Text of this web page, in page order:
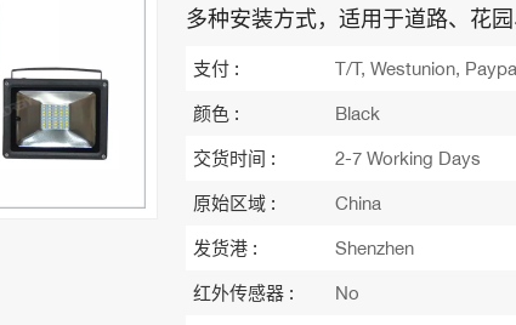
多种安装方式，适用于道路、花园
支付 :
T/T, Westunion,
颜色 :
Black
交货时间 :
2-7 Working Days
原始区域 :
China
发货港 :
Shenzhen
红外传感器 :
No